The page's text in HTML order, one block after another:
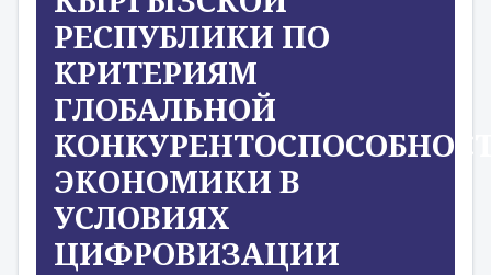
РЕСПУБЛИКИ ПО
КРИТЕРИЯМ
ГЛОБАЛЬНОЙ
ЭКОНОМИКИ В
УСЛОВИЯХ
ЦИФРОВИЗАЦИИ